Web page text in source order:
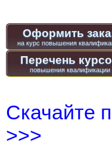
Оформить
Перечень
повышения квалификации
Скачайте
>>>